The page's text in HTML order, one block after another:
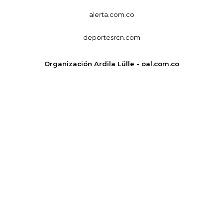
alerta.com.co
deportesrcn.com
Organización Ardila Lülle - oal.com.co